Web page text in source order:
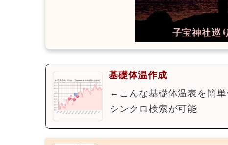
基礎体温作成
←こんな基礎体温表を簡
シンクロ検索が可能